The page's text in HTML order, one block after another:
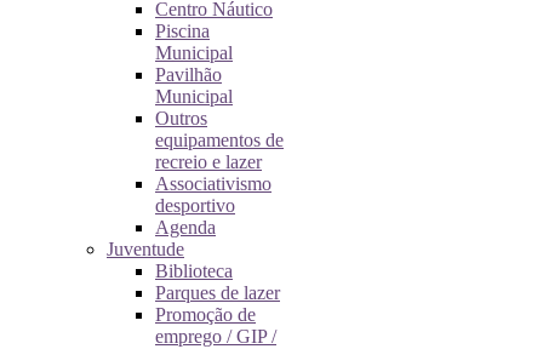
Centro Náutico
Piscina
Municipal
Pavilhão
Municipal
Outros
equipamentos de
recreio e lazer
Associativismo
desportivo
Agenda
Juventude
Biblioteca
Parques de lazer
Promoção de
emprego / GIP /